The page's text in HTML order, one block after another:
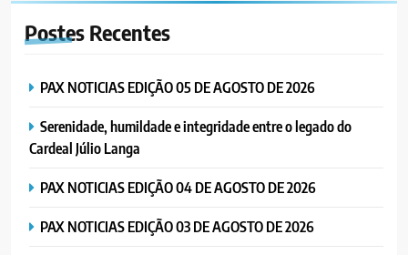
Postes Recentes
PAX NOTICIAS EDIÇÃO 05 DE AGOSTO DE 2026
Serenidade, humildade e integridade entre o legado do
Cardeal Júlio Langa
PAX NOTICIAS EDIÇÃO 04 DE AGOSTO DE 2026
PAX NOTICIAS EDIÇÃO 03 DE AGOSTO DE 2026